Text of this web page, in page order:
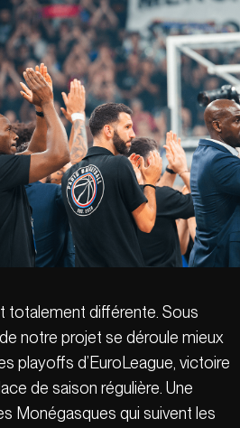
totalement différente. Sous
de notre projet se déroule mieux
playoffs d’EuroLeague, victoire
de saison régulière. Une
Monégasques qui suivent les